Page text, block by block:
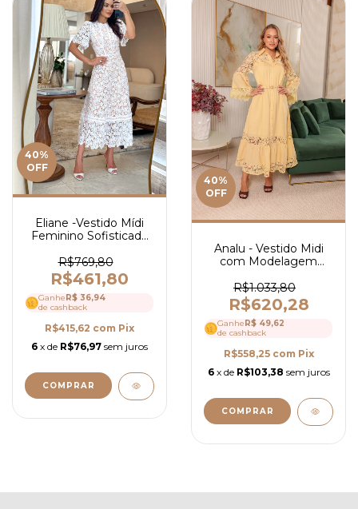
40%
OFF
Eliane -Vestido Mídi
Feminino Sofisticado
Nude, Manga Curta e
Caimento Elegante -
Ref 4005
R$769,80
R$461,80
GanheR$ 36,94
de cashback
R$415,62 com Pix
6 x de R$76,97 sem juros
COMPRAR
40%
OFF
Analu - Vestido Midi
com Modelagem
com Detalhes em
Guipir e Cinto - Ref
4200
R$1.033,80
R$620,28
GanheR$ 49,62
de cashback
R$558,25 com Pix
6 x de R$103,38 sem juros
COMPRAR